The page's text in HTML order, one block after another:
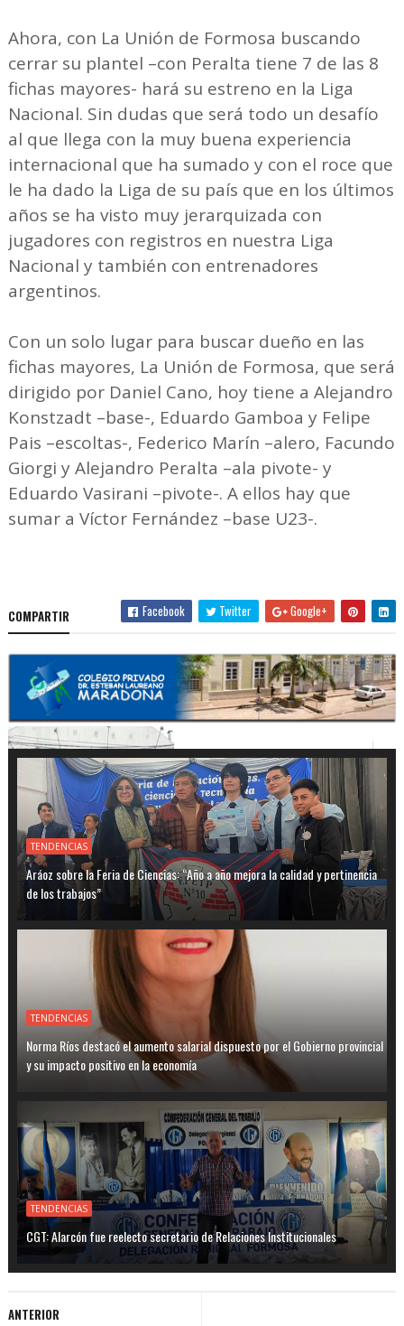
Ahora, con La Unión de Formosa buscando
cerrar su plantel –con Peralta tiene 7 de las 8
fichas mayores- hará su estreno en la Liga
Nacional. Sin dudas que será todo un desafío
al que llega con la muy buena experiencia
internacional que ha sumado y con el roce que
le ha dado la Liga de su país que en los últimos
años se ha visto muy jerarquizada con
jugadores con registros en nuestra Liga
Nacional y también con entrenadores
argentinos.
Con un solo lugar para buscar dueño en las
fichas mayores, La Unión de Formosa, que será
dirigido por Daniel Cano, hoy tiene a Alejandro
Konstzadt –base-, Eduardo Gamboa y Felipe
Pais –escoltas-, Federico Marín –alero, Facundo
Giorgi y Alejandro Peralta –ala pivote- y
Eduardo Vasirani –pivote-. A ellos hay que
sumar a Víctor Fernández –base U23-.
COMPARTIR Facebook Twitter Google+
TENDENCIAS
Aráoz sobre la Feria de Ciencias: “Año a año mejora la calidad y pertinencia
de los trabajos”
TENDENCIAS
Norma Ríos destacó el aumento salarial dispuesto por el Gobierno provincial
y su impacto positivo en la economía
TENDENCIAS
CGT: Alarcón fue reelecto secretario de Relaciones Institucionales
ANTERIOR